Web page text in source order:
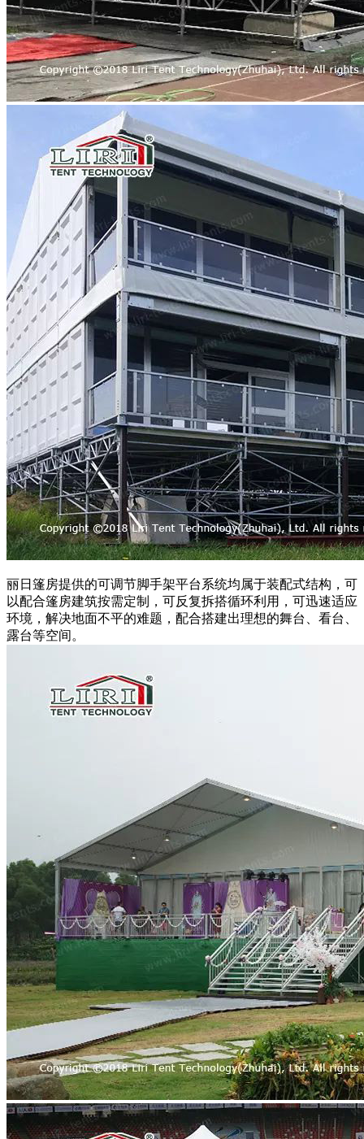
丽日篷房提供的可调节脚手架平台系统均属于装配式结构，可
以配合篷房建筑按需定制，可反复拆搭循环利用，可迅速适应
环境，解决地面不平的难题，配合搭建出理想的舞台、看台、
露台等空间。